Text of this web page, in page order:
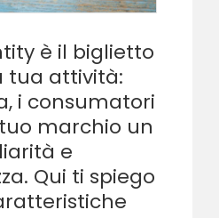
è il biglietto
tua attività:
i consumatori
marchio un
e
Qui ti spiego